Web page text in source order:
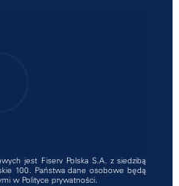
jest Fiserv Polska S.A. z siedzibą
100. Państwa dane osobowe będą
w Polityce prywatności.